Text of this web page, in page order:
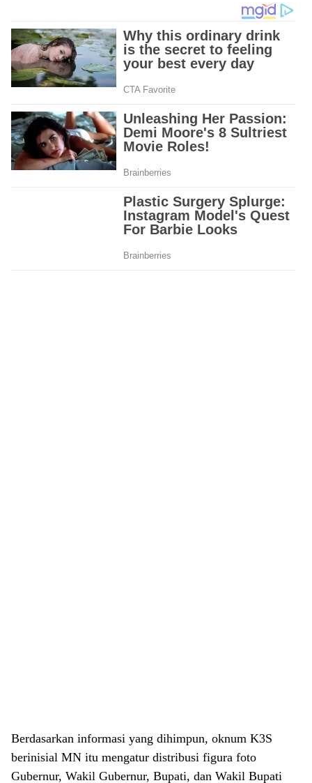
Berdasarkan informasi yang dihimpun, oknum K3S
berinisial MN itu mengatur distribusi figura foto
Gubernur, Wakil Gubernur, Bupati, dan Wakil Bupati